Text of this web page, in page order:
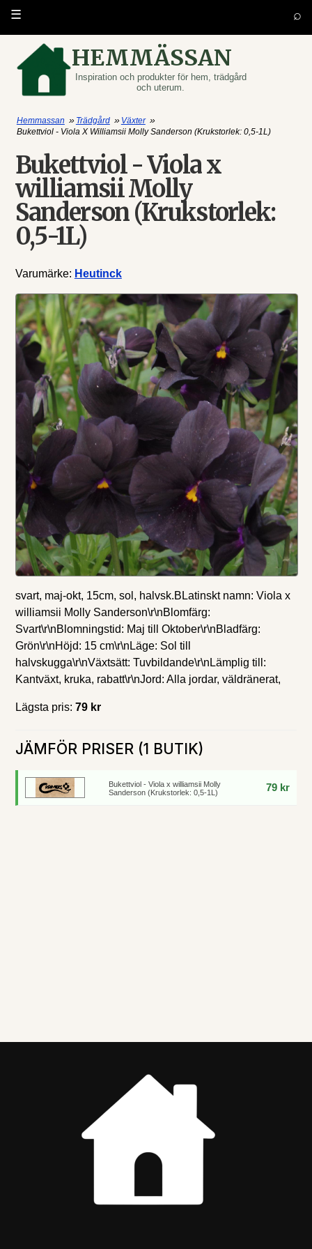
HEMMÄSSAN
Inspiration och produkter för hem, trädgård
och uterum.
☰ ⌕
Hemmassan » Trädgård » Växter »
Bukettviol - Viola X Williamsii Molly Sanderson (Krukstorlek: 0,5-1L)
Bukettviol - Viola x
williamsii Molly
Sanderson (Krukstorlek:
0,5-1L)
Varumärke: Heutinck
svart, maj-okt, 15cm, sol, halvsk.BLatinskt namn: Viola x
williamsii Molly Sanderson\r\nBlomfärg:
Svart\r\nBlomningstid: Maj till Oktober\r\nBladfärg:
Grön\r\nHöjd: 15 cm\r\nLäge: Sol till
halvskugga\r\nVäxtsätt: Tuvbildande\r\nLämplig till:
Kantväxt, kruka, rabatt\r\nJord: Alla jordar, väldränerat,
Lägsta pris: 79 kr
JÄMFÖR PRISER (1 BUTIK)
Bukettviol - Viola x williamsii Molly
Sanderson (Krukstorlek: 0,5-1L)
79 kr